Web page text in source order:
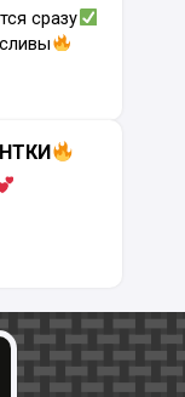
сразу